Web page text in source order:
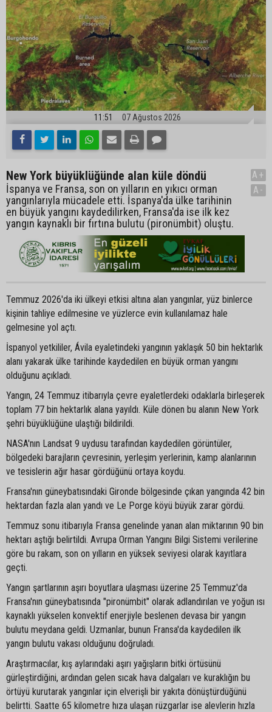
11:51 07 Ağustos 2026
New York büyüklüğünde alan küle döndü
İspanya ve Fransa, son on yılların en yıkıcı orman
yangınlarıyla mücadele etti. İspanya'da ülke tarihinin
en büyük yangını kaydedilirken, Fransa'da ise ilk kez
yangın kaynaklı bir fırtına bulutu (pironümbit) oluştu.
A+
A-
Temmuz 2026'da iki ülkeyi etkisi altına alan yangınlar, yüz binlerce
kişinin tahliye edilmesine ve yüzlerce evin kullanılamaz hale
gelmesine yol açtı.
İspanyol yetkililer, Ávila eyaletindeki yangının yaklaşık 50 bin hektarlık
alanı yakarak ülke tarihinde kaydedilen en büyük orman yangını
olduğunu açıkladı.
Yangın, 24 Temmuz itibarıyla çevre eyaletlerdeki odaklarla birleşerek
toplam 77 bin hektarlık alana yayıldı. Küle dönen bu alanın New York
şehri büyüklüğüne ulaştığı bildirildi.
NASA'nın Landsat 9 uydusu tarafından kaydedilen görüntüler,
bölgedeki barajların çevresinin, yerleşim yerlerinin, kamp alanlarının
ve tesislerin ağır hasar gördüğünü ortaya koydu.
Fransa'nın güneybatısındaki Gironde bölgesinde çıkan yangında 42 bin
hektardan fazla alan yandı ve Le Porge köyü büyük zarar gördü.
Temmuz sonu itibarıyla Fransa genelinde yanan alan miktarının 90 bin
hektarı aştığı belirtildi. Avrupa Orman Yangını Bilgi Sistemi verilerine
göre bu rakam, son on yılların en yüksek seviyesi olarak kayıtlara
geçti.
Yangın şartlarının aşırı boyutlara ulaşması üzerine 25 Temmuz'da
Fransa'nın güneybatısında "pironümbit" olarak adlandırılan ve yoğun ısı
kaynaklı yükselen konvektif enerjiyle beslenen devasa bir yangın
bulutu meydana geldi. Uzmanlar, bunun Fransa'da kaydedilen ilk
yangın bulutu vakası olduğunu doğruladı.
Araştırmacılar, kış aylarındaki aşırı yağışların bitki örtüsünü
gürleştirdiğini, ardından gelen sıcak hava dalgaları ve kuraklığın bu
örtüyü kurutarak yangınlar için elverişli bir yakıta dönüştürdüğünü
belirtti. Saatte 65 kilometre hıza ulaşan rüzgarlar ise alevlerin hızla